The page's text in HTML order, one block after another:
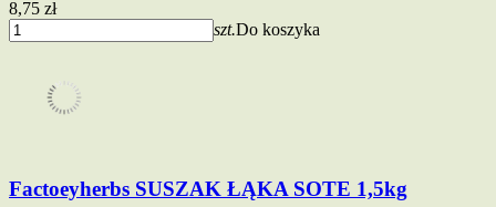
8,75 zł
szt.Do koszyka
Factoeyherbs SUSZAK ŁĄKA SOTE 1,5kg